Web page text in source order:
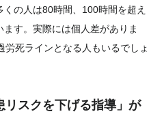
の人は80時間、100時間を超え
す。実際には個人差がありま
死ラインとなる人もいるでしょ
リスクを下げる指導」が